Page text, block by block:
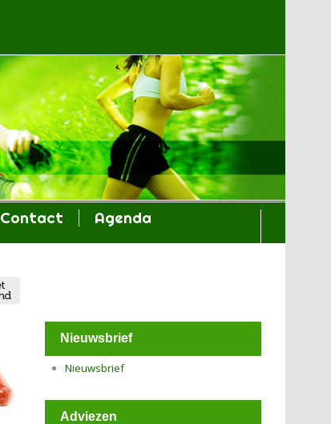
Contact
Agenda
Nieuwsbrief
Nieuwsbrief
Adviezen